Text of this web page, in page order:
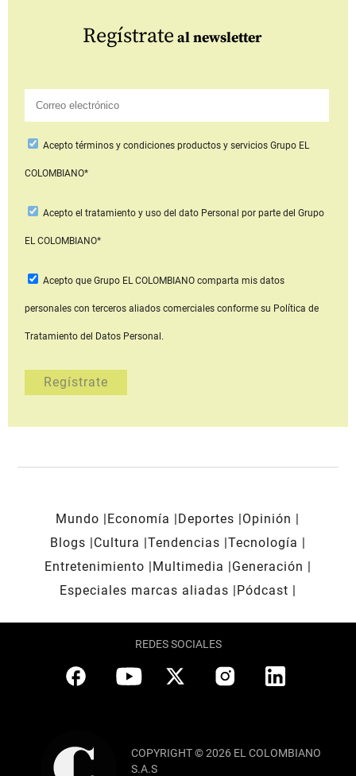
Regístrate al newsletter
Aceptotérminos y condiciones productos y serviciosGrupo EL
COLOMBIANO*
Acepto el tratamiento y uso del dato Personal por parte del Grupo
EL COLOMBIANO*
Acepto que Grupo EL COLOMBIANOcomparta mis datos
personales con terceros aliados comerciales conforme su Política de
Tratamiento del Datos Personal.
Mundo Economía Deportes
Opinión
Blogs
Cultura Tendencias Tecnología
Entretenimiento
Multimedia
Generación
Especiales marcas aliadas
Pódcast
REDES SOCIALES
COPYRIGHT © 2026 EL COLOMBIANO
S.A.S